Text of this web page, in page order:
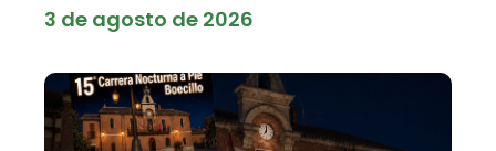
3 de agosto de 2026